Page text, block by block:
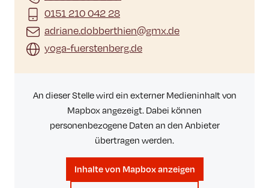
0151 210 042 28
adriane.dobberthien@gmx.de
yoga-fuerstenberg.de
An dieser Stelle wird ein externer Medieninhalt von
Mapbox angezeigt. Dabei können
personenbezogene Daten an den Anbieter
übertragen werden.
Inhalte von Mapbox anzeigen